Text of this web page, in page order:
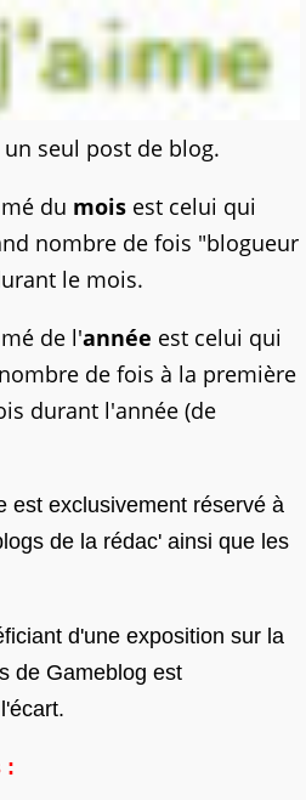
seul post de blog.
du mois est celui qui
nombre de fois "blogueur
le mois.
de l'année est celui qui
de fois à la première
durant l'année (de
est exclusivement réservé à
de la rédac' ainsi que les
d'une exposition sur la
de Gameblog est
: